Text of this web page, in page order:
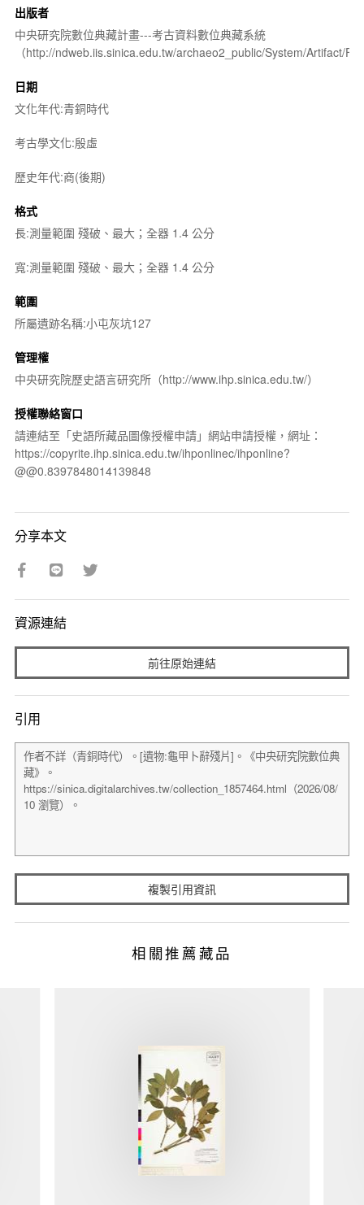
出版者
中央研究院數位典藏計畫---考古資料數位典藏系統
（http://ndweb.iis.sinica.edu.tw/archaeo2_public/System/Artifact/
日期
文化年代:青銅時代
考古學文化:殷虛
歷史年代:商(後期)
格式
長:測量範圍 殘破、最大；全器 1.4 公分
寬:測量範圍 殘破、最大；全器 1.4 公分
範圍
所屬遺跡名稱:小屯灰坑127
管理權
中央研究院歷史語言研究所（http://www.ihp.sinica.edu.tw/）
授權聯絡窗口
請連結至「史語所藏品圖像授權申請」網站申請授權，網址：
https://copyrite.ihp.sinica.edu.tw/ihponlinec/ihponline?
@@0.8397848014139848
分享本文
資源連結
前往原始連結
引用
複製引用資訊
相關推薦藏品